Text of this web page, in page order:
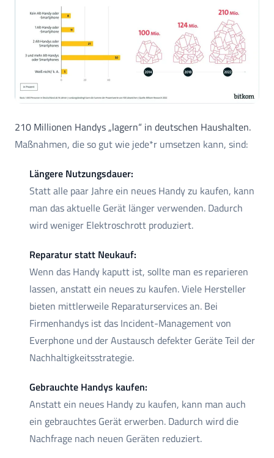
210 Millionen Handys „lagern“ in deutschen Haushalten.
Maßnahmen, die so gut wie jede*r umsetzen kann, sind:
Längere Nutzungsdauer:
Statt alle paar Jahre ein neues Handy zu kaufen, kann
man das aktuelle Gerät länger verwenden. Dadurch
wird weniger Elektroschrott produziert.
Reparatur statt Neukauf:
Wenn das Handy kaputt ist, sollte man es reparieren
lassen, anstatt ein neues zu kaufen. Viele Hersteller
bieten mittlerweile Reparaturservices an. Bei
Firmenhandys ist das Incident-Management von
Everphone und der Austausch defekter Geräte Teil der
Nachhaltigkeitsstrategie.
Gebrauchte Handys kaufen:
Anstatt ein neues Handy zu kaufen, kann man auch
ein gebrauchtes Gerät erwerben. Dadurch wird die
Nachfrage nach neuen Geräten reduziert.